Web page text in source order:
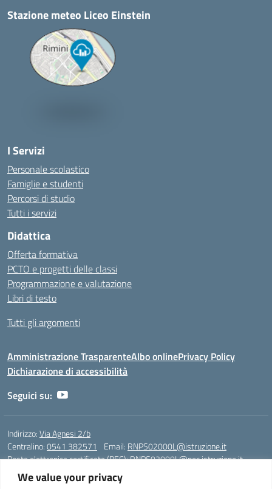
We value your privacy
Stazione meteo Liceo Einstein
I Servizi
Personale scolastico
Famiglie e studenti
Percorsi di studio
Tutti i servizi
Didattica
Offerta formativa
PCTO e progetti delle classi
Programmazione e valutazione
Libri di testo
Tutti gli argomenti
Amministrazione TrasparenteAlbo onlinePrivacy Policy
Dichiarazione di accessibilità
Seguici su:
Indirizzo:Via Agnesi 2/b
Centralino:0541 382571 Email: RNPS02000L@istruzione.it
Posta elettronica certificata (PEC):RNPS02000L@pec.istruzione.it
Codice fiscale: 82009530401